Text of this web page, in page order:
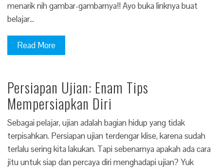
menarik nih gambar-gambarnya!! Ayo buka linknya buat
belajar…
Read More
Persiapan Ujian: Enam Tips
Mempersiapkan Diri
Sebagai pelajar, ujian adalah bagian hidup yang tidak
terpisahkan. Persiapan ujian terdengar klise, karena sudah
terlalu sering kita lakukan. Tapi sebenarnya apakah ada cara
jitu untuk siap dan percaya diri menghadapi ujian? Yuk